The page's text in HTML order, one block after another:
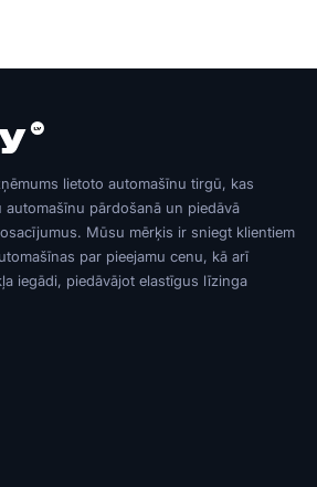
lietoto automašīnu tirgū, kas
automašīnu pārdošanā un piedāvā
Mūsu mērķis ir sniegt klientiem
par pieejamu cenu, kā arī
iegādi, piedāvājot elastīgus līzinga